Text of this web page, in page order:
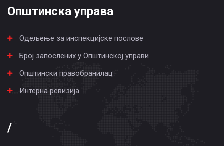
Општинска управа
Одељење за инспекцијске послове
Број запослених у Општинској управи
Општински правобранилац
Интерна ревизија
/